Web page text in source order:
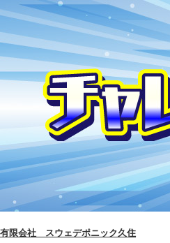
有限会社 スウェデポニック久住